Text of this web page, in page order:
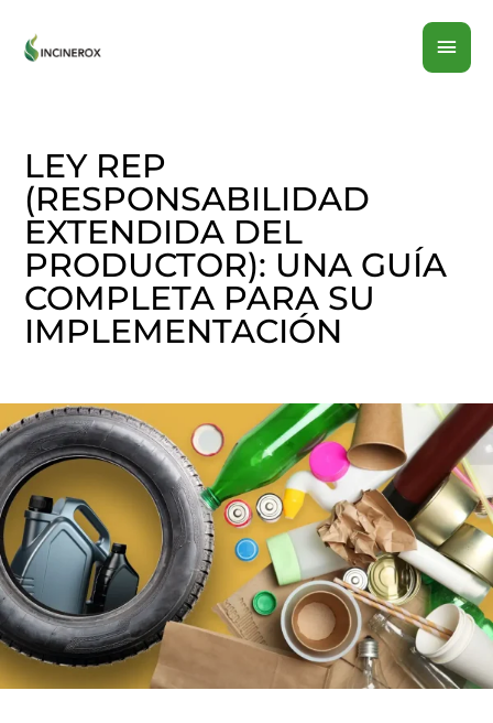
LEY REP
(RESPONSABILIDAD
EXTENDIDA DEL
PRODUCTOR): UNA GUÍA
COMPLETA PARA SU
IMPLEMENTACIÓN